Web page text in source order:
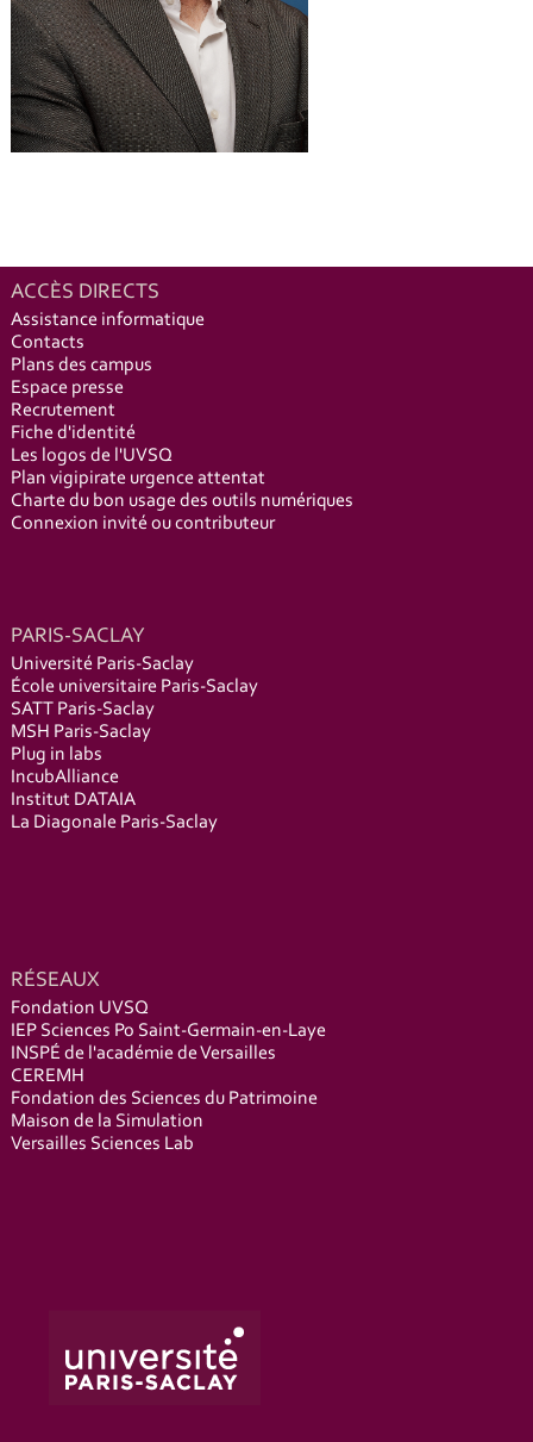
ACCÈS DIRECTS
Assistance informatique
Contacts
Plans des campus
Espace presse
Recrutement
Fiche d'identité
Les logos de l'UVSQ
Plan vigipirate urgence attentat
Charte du bon usage des outils numériques
Connexion invité ou contributeur
PARIS-SACLAY
Université Paris-Saclay
École universitaire Paris-Saclay
SATT Paris-Saclay
MSH Paris-Saclay
Plug in labs
IncubAlliance
Institut DATAIA
La Diagonale Paris-Saclay
RÉSEAUX
Fondation UVSQ
IEP Sciences Po Saint-Germain-en-Laye
INSPÉ de l'académie de Versailles
CEREMH
Fondation des Sciences du Patrimoine
Maison de la Simulation
Versailles Sciences Lab